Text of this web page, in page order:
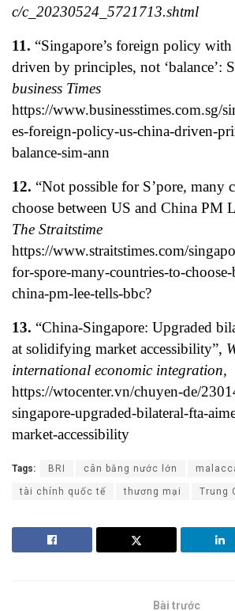
c/c_20230524_5721713.shtml
11. “Singapore’s foreign policy
driven by principles, not ‘balance’:
business Times
https://www.businesstimes.com.sg/
es-foreign-policy-us-china-driven-
balance-sim-ann
12. “Not possible for S’pore, many
choose between US and China PM
The Straitstime
https://www.straitstimes.com/
for-spore-many-countries-to-
china-pm-lee-tells-bbc?
13. “China-Singapore: Upgraded
at solidifying market accessibility”,
international economic integration,
https://wtocenter.vn/chuyen-de/
singapore-upgraded-bilateral-fta-
market-accessibility
Tags: BRI cân bằng nước lớn
tài chính quốc tế thương mại Trung
Bài trước